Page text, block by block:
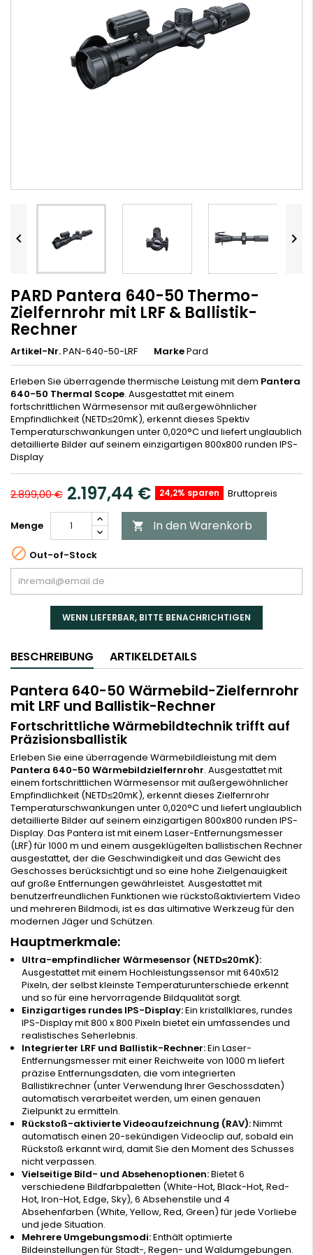
 
PARD Pantera 640-50 Thermo-
Zielfernrohr mit LRF & Ballistik-
Rechner
Artikel-Nr.PAN-640-50-LRF MarkePard
Erleben Sie überragende thermische Leistung mit dem Pantera
640-50 Thermal Scope. Ausgestattet mit einem
fortschrittlichen Wärmesensor mit außergewöhnlicher
Empfindlichkeit (NETD≤20mK), erkennt dieses Spektiv
Temperaturschwankungen unter 0,020°C und liefert unglaublich
detaillierte Bilder auf seinem einzigartigen 800x800 runden IPS-
Display
2.899,00 € 2.197,44 € 24,2% sparen Bruttopreis
Menge  In den Warenkorb
 Out-of-Stock
WENN LIEFERBAR, BITTE BENACHRICHTIGEN
BESCHREIBUNG ARTIKELDETAILS
Pantera 640-50 Wärmebild-Zielfernrohr
mit LRF und Ballistik-Rechner
Fortschrittliche Wärmebildtechnik trifft auf
Präzisionsballistik
Erleben Sie eine überragende Wärmebildleistung mit dem
Pantera 640-50 Wärmebildzielfernrohr. Ausgestattet mit
einem fortschrittlichen Wärmesensor mit außergewöhnlicher
Empfindlichkeit (NETD≤20mK), erkennt dieses Zielfernrohr
Temperaturschwankungen unter 0,020°C und liefert unglaublich
detaillierte Bilder auf seinem einzigartigen 800x800 runden IPS-
Display. Das Pantera ist mit einem Laser-Entfernungsmesser
(LRF) für 1000 m und einem ausgeklügelten ballistischen Rechner
ausgestattet, der die Geschwindigkeit und das Gewicht des
Geschosses berücksichtigt und so eine hohe Zielgenauigkeit
auf große Entfernungen gewährleistet. Ausgestattet mit
benutzerfreundlichen Funktionen wie rückstoßaktiviertem Video
und mehreren Bildmodi, ist es das ultimative Werkzeug für den
modernen Jäger und Schützen.
Hauptmerkmale:
Ultra-empfindlicher Wärmesensor (NETD≤20mK):
Ausgestattet mit einem Hochleistungssensor mit 640x512
Pixeln, der selbst kleinste Temperaturunterschiede erkennt
und so für eine hervorragende Bildqualität sorgt.
Einzigartiges rundes IPS-Display:Ein kristallklares, rundes
IPS-Display mit 800 x 800 Pixeln bietet ein umfassendes und
realistisches Seherlebnis.
Integrierter LRF und Ballistik-Rechner:Ein Laser-
Entfernungsmesser mit einer Reichweite von 1000 m liefert
präzise Entfernungsdaten, die vom integrierten
Ballistikrechner (unter Verwendung Ihrer Geschossdaten)
automatisch verarbeitet werden, um einen genauen
Zielpunkt zu ermitteln.
Rückstoß-aktivierte Videoaufzeichnung (RAV):Nimmt
automatisch einen 20-sekündigen Videoclip auf, sobald ein
Rückstoß erkannt wird, damit Sie den Moment des Schusses
nicht verpassen.
Vielseitige Bild- und Absehenoptionen:Bietet 6
verschiedene Bildfarbpaletten (White-Hot, Black-Hot, Red-
Hot, Iron-Hot, Edge, Sky), 6 Absehenstile und 4
Absehenfarben (White, Yellow, Red, Green) für jede Vorliebe
und jede Situation.
Mehrere Umgebungsmodi:Enthält optimierte
Bildeinstellungen für Stadt-, Regen- und Waldumgebungen.